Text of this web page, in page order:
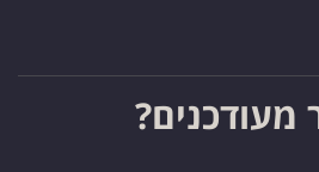
מעודכנים?